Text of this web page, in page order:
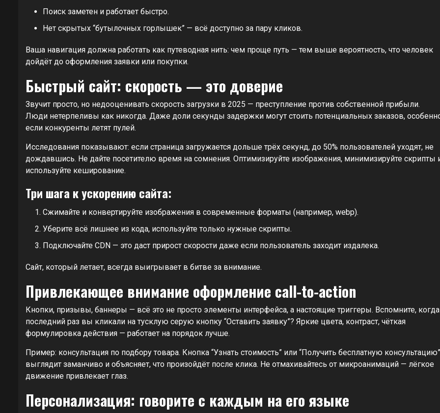
Поиск заметен и работает быстро.
Нет скрытых “бутылочных горлышек” — всё доступно за пару кликов.
Ваша навигация должна работать как путеводная нить: чем проще путь — тем выше вероятность, что человек
дойдёт до оформления заявки или покупки.
Быстрый сайт: скорость — это доверие
Звучит просто, но недооценивать скорость загрузки в 2025 — преступление против собственной прибыли.
Люди нетерпеливы как никогда. Даже доли секунды задержки могут стоить потенциальных заказов,
если конкуренты летят пулей.
Исследования показывают: если страница загружается дольше трёх секунд, до 50% пользователей уходят, не
дождавшись. Не дайте посетителю время на сомнения. Оптимизируйте изображения, минимизируйте скрипты
используйте кеширование.
Три шага к ускорению сайта:
Сжимайте и конвертируйте изображения в современные форматы (например, webp).
Уберите всё лишнее из кода, используйте только нужные скрипты.
Подключайте CDN — это даст прирост скорости даже если пользователь заходит издалека.
Сайт, который летает, всегда выигрывает в битве за внимание.
Привлекающее внимание оформление call-to-action
Кнопки, призывы, баннеры — всё это не просто элементы интерфейса, а настоящие триггеры. Вспомните, когда
последний раз вы кликали на тусклую серую кнопку “Оставить заявку”? Яркие цвета, контраст, чёткая
формулировка действия — работает на порядок лучше.
Пример: консультация по подбору товара. Кнопка “Узнать стоимость” или “Получить бесплатную консультацию”
выглядит заманчиво и объясняет, что произойдёт после клика. Не отмахивайтесь от микроанимаций — лёгкое
движение привлекает глаз.
Персонализация: говорите с каждым на его языке